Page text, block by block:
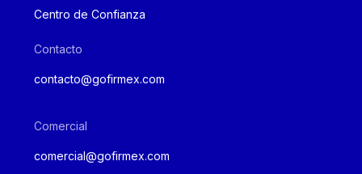
Centro de Confianza
Contacto
contacto@gofirmex.com
Comercial
comercial@gofirmex.com